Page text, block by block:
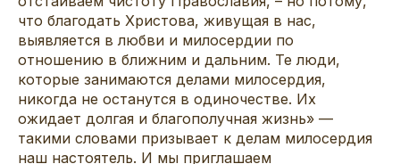
что благодать Христова, живущая в нас,
выявляется в любви и милосердии по
отношению в ближним и дальним. Те люди,
которые занимаются делами милосердия,
никогда не останутся в одиночестве. Их
ожидает долгая и благополучная жизнь» —
такими словами призывает к делам милосердия
наш настоятель. И мы приглашаем